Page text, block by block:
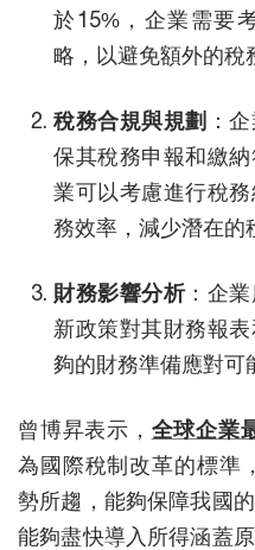
於15%，企業需要
略，以避免額外的稅
稅務合規與規劃 ：
保其稅務申報和繳
業可以考慮進行稅
務效率，減少潛在的
財務影響分析：企
新政策對其財務報
夠的財務準備應對可
曾博昇表示， 全球企業
為國際稅制改革的標準
勢所趨，能夠保障我國
能夠盡快導入所得涵蓋